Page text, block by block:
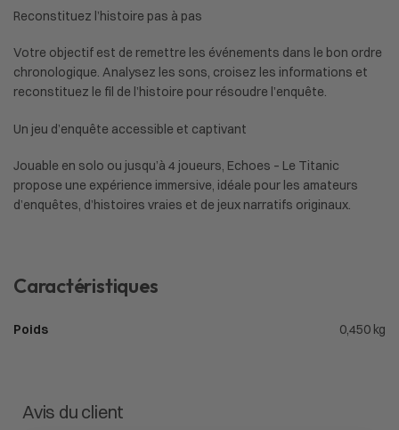
Reconstituez l’histoire pas à pas
Votre objectif est de remettre les événements dans le bon ordre
chronologique. Analysez les sons, croisez les informations et
reconstituez le fil de l’histoire pour résoudre l’enquête.
Un jeu d’enquête accessible et captivant
Jouable en solo ou jusqu’à 4 joueurs, Echoes – Le Titanic
propose une expérience immersive, idéale pour les amateurs
d’enquêtes, d’histoires vraies et de jeux narratifs originaux.
Caractéristiques
Poids 0,450 kg
Avis du client